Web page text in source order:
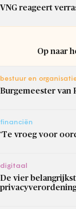
VNG reageert
Op naar
bestuur en
Burgemeester van
financiën
‘Te vroeg voor
digitaal
De vier